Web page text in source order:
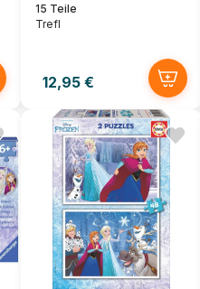
15 Teile
Trefl
12,95 €